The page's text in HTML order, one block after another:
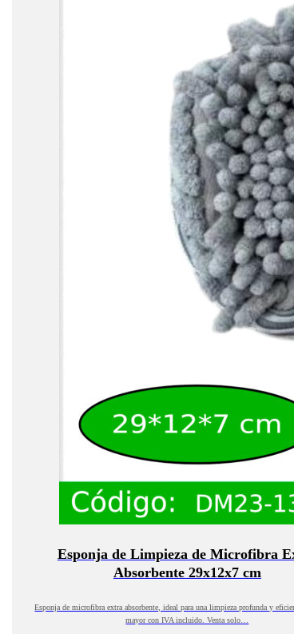
Esponja de Limpieza de Microfibra
Absorbente 29x12x7 cm
Esponja de microfibra extra absorbente, ideal para una limpieza profunda y
mayor con IVA incluido. Venta solo…